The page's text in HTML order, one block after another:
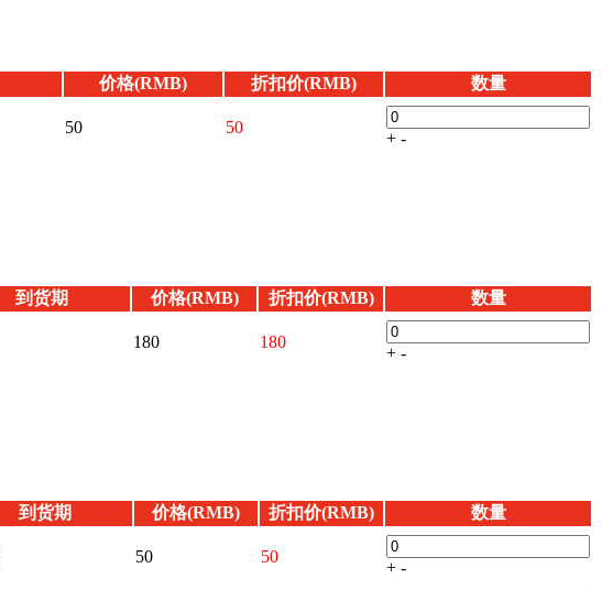
价格(RMB) 折扣价(RMB) 数量
50 50
+ -
到货期 价格(RMB) 折扣价(RMB) 数量
180 180
+ -
到货期 价格(RMB) 折扣价(RMB) 数量
50 50
+ -